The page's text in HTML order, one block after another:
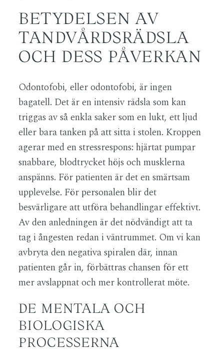
BETYDELSEN AV
TANDVÅRDSRÄDSLA
OCH DESS PÅVERKAN
Odontofobi, eller odontofobi, är ingen
bagatell. Det är en intensiv rädsla som kan
triggas av så enkla saker som en lukt, ett ljud
eller bara tanken på att sitta i stolen. Kroppen
agerar med en stressrespons: hjärtat pumpar
snabbare, blodtrycket höjs och musklerna
anspänns. För patienten är det en smärtsam
upplevelse. För personalen blir det
besvärligare att utföra behandlingar effektivt.
Av den anledningen är det nödvändigt att ta
tag i ångesten redan i väntrummet. Om vi kan
avbryta den negativa spiralen där, innan
patienten går in, förbättras chansen för ett
mer avslappnat och mer kontrollerat möte.
DE MENTALA OCH
BIOLOGISKA
PROCESSERNA